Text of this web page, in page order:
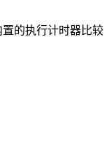
置的执行计时器比较